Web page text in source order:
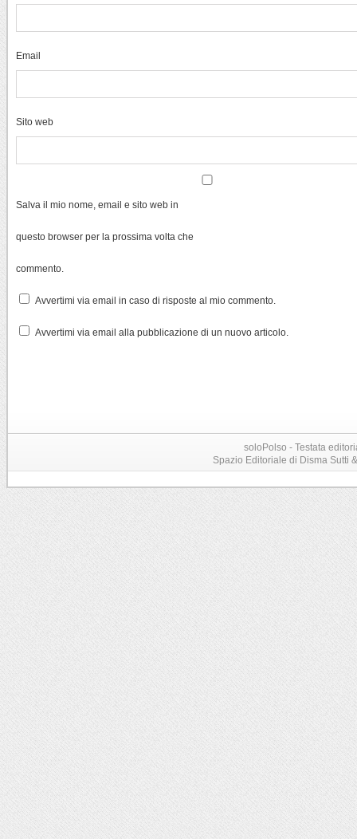
Email
Sito web
Salva il mio nome, email e sito web in
questo browser per la prossima volta che
commento.
Avvertimi via email in caso di risposte al mio commento.
Avvertimi via email alla pubblicazione di un nuovo articolo.
soloPolso - Testata
Spazio Editoriale di Disma Sutti